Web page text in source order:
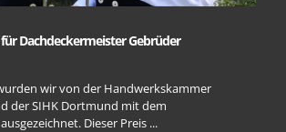
Dachdeckermeister Gebrüder
wir von der Handwerkskammer
der SIHK Dortmund mit dem
Dieser Preis ...